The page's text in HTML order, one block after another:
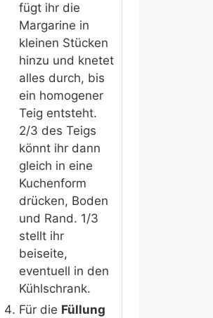
fügt ihr die
Margarine in
kleinen Stücken
hinzu und knetet
alles durch, bis
ein homogener
Teig entsteht.
2/3 des Teigs
könnt ihr dann
gleich in eine
Kuchenform
drücken, Boden
und Rand. 1/3
stellt ihr
beiseite,
eventuell in den
Kühlschrank.
Für die Füllung